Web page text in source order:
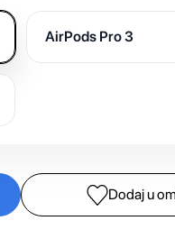
AirPods Pro 3
Dodaj u